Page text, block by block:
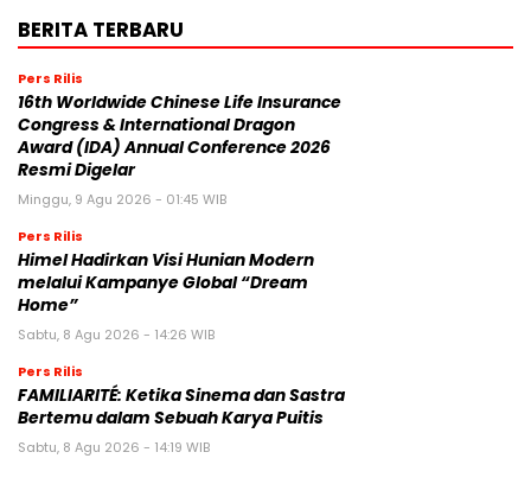
BERITA TERBARU
Pers Rilis
16th Worldwide Chinese Life Insurance
Congress & International Dragon
Award (IDA) Annual Conference 2026
Resmi Digelar
Minggu, 9 Agu 2026 - 01:45 WIB
Pers Rilis
Himel Hadirkan Visi Hunian Modern
melalui Kampanye Global “Dream
Home”
Sabtu, 8 Agu 2026 - 14:26 WIB
Pers Rilis
FAMILIARITÉ: Ketika Sinema dan Sastra
Bertemu dalam Sebuah Karya Puitis
Sabtu, 8 Agu 2026 - 14:19 WIB